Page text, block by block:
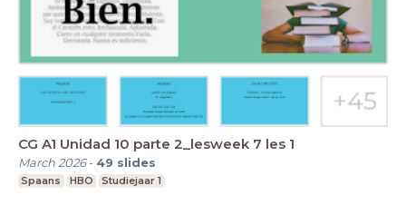
CG A1 Unidad 10 parte 2_lesweek 7 les 1
March 2026- 49 slides
Spaans HBO Studiejaar 1